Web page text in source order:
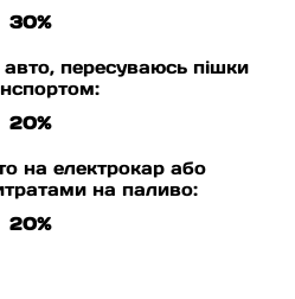
30%
пересуваюсь пішки
20%
на електрокар або
на паливо:
20%